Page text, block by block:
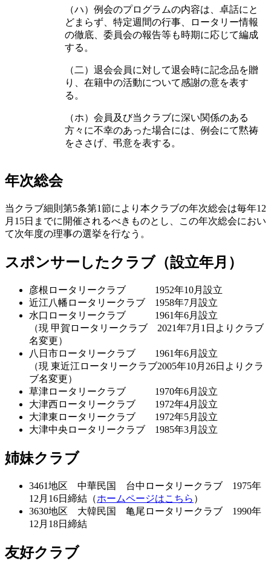
（ハ）例会のプログラムの内容は、卓話にと
どまらず、特定週間の行事、ロータリー情報
の徹底、委員会の報告等も時期に応じて編成
する。
（二）退会会員に対して退会時に記念品を贈
り、在籍中の活動について感謝の意を表す
る。
（ホ）会員及び当クラブに深い関係のある
方々に不幸のあった場合には、例会にて黙祷
をささげ、弔意を表する。
年次総会
当クラブ細則第5条第1節により本クラブの年次総会は毎年12
月15日までに開催されるべきものとし、この年次総会におい
て次年度の理事の選挙を行なう。
スポンサーしたクラブ（設立年月）
彦根ロータリークラブ 1952年10月設立
近江八幡ロータリークラブ 1958年7月設立
水口ロータリークラブ 1961年6月設立
（現 甲賀ロータリークラブ 2021年7月1日よりクラブ
名変更）
八日市ロータリークラブ 1961年6月設立
（現 東近江ロータリークラブ2005年10月26日よりクラ
ブ名変更）
草津ロータリークラブ 1970年6月設立
大津西ロータリークラブ 1972年4月設立
大津東ロータリークラブ 1972年5月設立
大津中央ロータリークラブ 1985年3月設立
姉妹クラブ
3461地区 中華民国 台中ロータリークラブ 1975年
12月16日締結（ホームページはこちら ）
3630地区 大韓民国 亀尾ロータリークラブ 1990年
12月18日締結
友好クラブ